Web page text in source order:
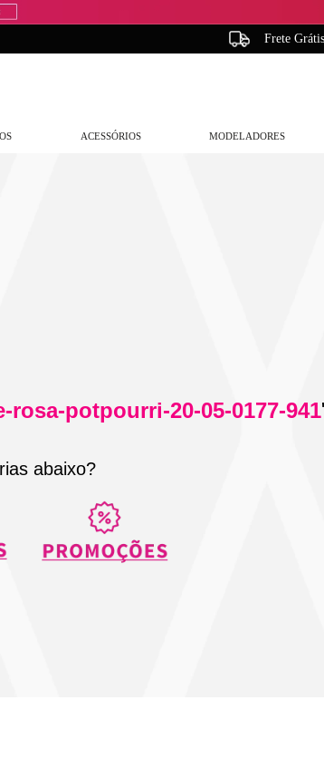
Frete Grátis
ACESSÓRIOS MODELADORES
potpourri-20-05-0177-941
abaixo?